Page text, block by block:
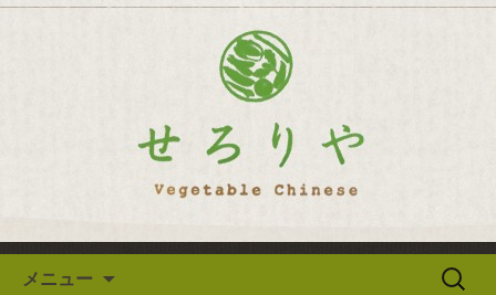
逗子の野菜を使った創作中華
「せろりや」のブログ
逗子の野菜を使った創作中華「せろり
メニュー
検